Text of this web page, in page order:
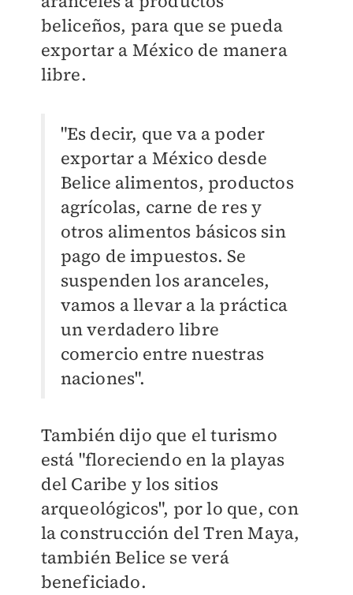
beliceños, para que se pueda
exportar a México de manera
libre.
"Es decir, que va a poder
exportar a México desde
Belice alimentos, productos
agrícolas, carne de res y
otros alimentos básicos sin
pago de impuestos. Se
suspenden los aranceles,
vamos a llevar a la práctica
un verdadero libre
comercio entre nuestras
naciones".
También dijo que el turismo
está "floreciendo en la playas
del Caribe y los sitios
arqueológicos", por lo que, con
la construcción del Tren Maya,
también Belice se verá
beneficiado.